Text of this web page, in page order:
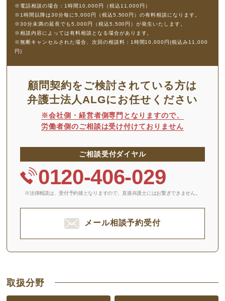
※電話相談の場合：1時間10,000円（税込11,000円）
※1時間以降は30分毎に5,000円（税込5,500円）の有料相談になります。
※30分未満の延長でも5,000円（税込5,500円）が発生いたします。
※相談内容によっては有料相談となる場合があります。
※無断キャンセルされた場合、次回の相談料：1時間10,000円(税込み11,000
円)
顧問契約をご検討されている方は
弁護士法人ALGにお任せください
※会社側・経営者側専門となりますので、
労働者側のご相談は受け付けておりません
ご相談受付ダイヤル
0120-406-029
※法律相談は、受付予約後となりますので、 直接弁護士にはお繋ぎできません。
メール相談予約受付
取扱分野